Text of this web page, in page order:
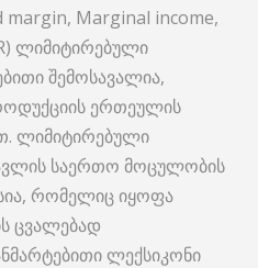
Marginal income,
ლიმიტირებული
შემოსავალია,
ერთეულის
ლიმიტირებული
საერთო მოცულობის
რომელიც იყოფა
ცვალებად
ლექსიკონი